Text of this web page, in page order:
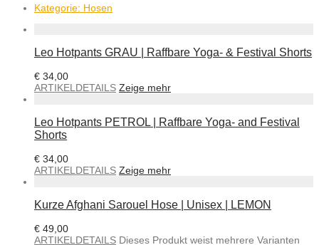
Kategorie: Hosen
Leo Hotpants GRAU | Raffbare Yoga- & Festival Shorts
€ 34,00
ARTIKELDETAILS Zeige mehr
Leo Hotpants PETROL | Raffbare Yoga- and Festival
Shorts
€ 34,00
ARTIKELDETAILS Zeige mehr
Kurze Afghani Sarouel Hose | Unisex | LEMON
€ 49,00
ARTIKELDETAILS Dieses Produkt weist mehrere Varianten